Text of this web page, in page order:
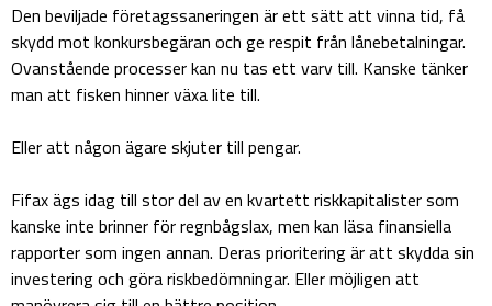
Den beviljade företagssaneringen är ett sätt att vinna tid, få
skydd mot konkursbegäran och ge respit från lånebetalningar.
Ovanstående processer kan nu tas ett varv till. Kanske tänker
man att fisken hinner växa lite till.
Eller att någon ägare skjuter till pengar.
Fifax ägs idag till stor del av en kvartett riskkapitalister som
kanske inte brinner för regnbågslax, men kan läsa finansiella
rapporter som ingen annan. Deras prioritering är att skydda sin
investering och göra riskbedömningar. Eller möjligen att